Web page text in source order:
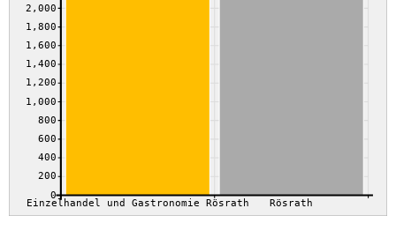
0
200
400
600
800
1,000
1,200
1,400
1,600
1,800
2,000
Einzelhandel und Gastronomie Rösrath Rösrath